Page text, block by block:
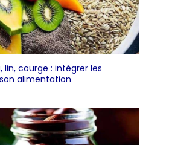
lin, courge : intégrer les
alimentation